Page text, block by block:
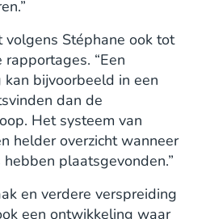
volgens Stéphane ook tot
“Een
bijvoorbeeld in een
dan de
Het systeem van
helder overzicht wanneer
plaatsgevonden.”
en verdere verspreiding
een ontwikkeling waar